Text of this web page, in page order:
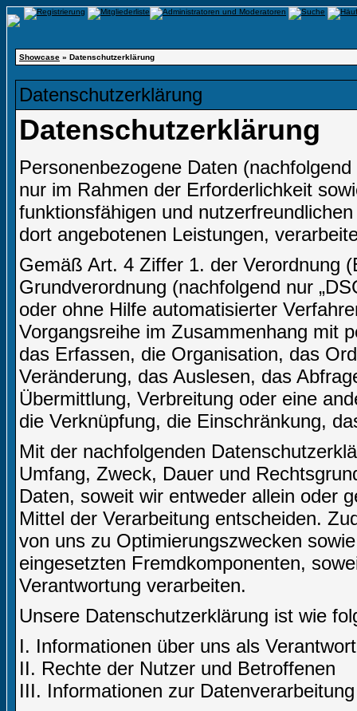
Showcase » Datenschutzerklärung
Datenschutzerklärung
Datenschutzerklärung
Personenbezogene Daten
nur im Rahmen der Erforderlichkeit
funktionsfähigen und
dort angebotenen Leistungen,
Gemäß Art. 4 Ziffer 1. der Verordnung
Grundverordnung (nachfolgend nur
oder ohne Hilfe automatisierter
Vorgangsreihe im Zusammenhang mit
das Erfassen, die Organisation, das
Veränderung, das Auslesen, das
Übermittlung, Verbreitung oder eine
die Verknüpfung, die Einschränkung,
Mit der nachfolgenden
Umfang, Zweck, Dauer und
Daten, soweit wir entweder allein oder
Mittel der Verarbeitung entscheiden.
von uns zu Optimierungszwecken
eingesetzten Fremdkomponenten,
Verantwortung verarbeiten.
Unsere Datenschutzerklärung ist wie
I. Informationen über uns als
II. Rechte der Nutzer und Betroffenen
III. Informationen zur Datenverarbeitung